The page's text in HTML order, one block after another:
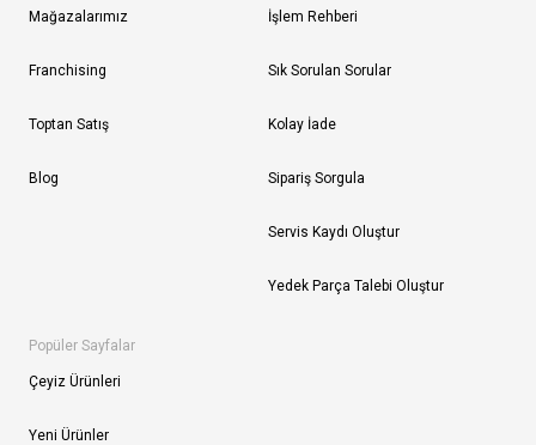
Mağazalarımız
Franchising
Toptan Satış
Blog
İşlem Rehberi
Sık Sorulan Sorular
Kolay İade
Sipariş Sorgula
Servis Kaydı Oluştur
Yedek Parça Talebi Oluştur
Popüler Sayfalar
Çeyiz Ürünleri
Yeni Ürünler